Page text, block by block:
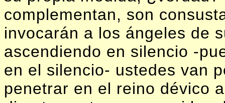
complementan, son
invocarán a los ángeles de
ascendiendo en silencio -
en el silencio- ustedes van
penetrar en el reino dévico